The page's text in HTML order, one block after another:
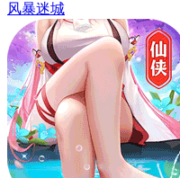
风暴迷城